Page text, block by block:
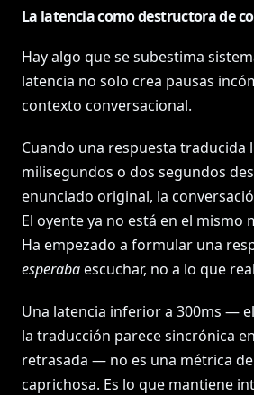
La latencia como destructora de
Hay algo que se subestima
latencia no solo crea pausas
contexto conversacional.
Cuando una respuesta traducida
milisegundos o dos segundos
enunciado original, la
El oyente ya no está en el mismo
Ha empezado a formular una
esperabaescuchar, no a lo que
Una latencia inferior a 300ms —
la traducción parece sincrónica
retrasada — no es una métrica
caprichosa. Es lo que mantiene